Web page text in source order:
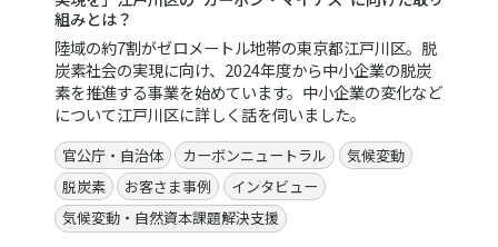
組みとは？
陸域の約7割がゼロメートル地帯の東京都江戸川区。脱
炭素社会の実現に向け、2024年度から中小企業の脱炭
素を推進する事業を始めています。中小企業の変化など
について江戸川区に詳しく話を伺いました。
官公庁・自治体 カーボンニュートラル
気候変動
脱炭素
お客さま事例
インタビュー
気候変動・自然資本課題解決支援